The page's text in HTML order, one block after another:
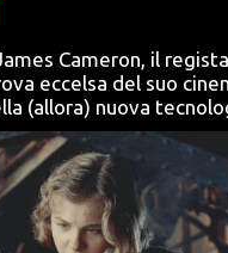
Cameron, il
eccelsa del suo
(allora) nuova